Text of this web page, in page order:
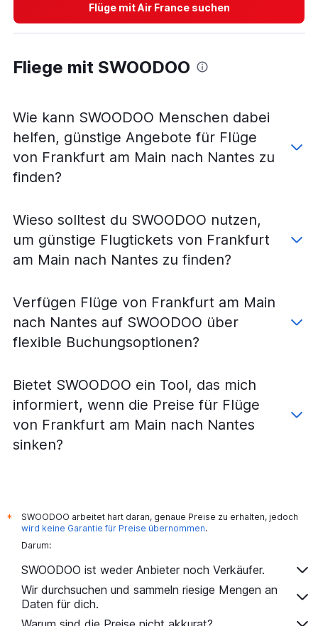
Flüge mit Air France suchen
Fliege mit SWOODOO
Wie kann SWOODOO Menschen dabei
helfen, günstige Angebote für Flüge
von Frankfurt am Main nach Nantes zu
finden?
Wieso solltest du SWOODOO nutzen,
um günstige Flugtickets von Frankfurt
am Main nach Nantes zu finden?
Verfügen Flüge von Frankfurt am Main
nach Nantes auf SWOODOO über
flexible Buchungsoptionen?
Bietet SWOODOO ein Tool, das mich
informiert, wenn die Preise für Flüge
von Frankfurt am Main nach Nantes
sinken?
*
SWOODOO arbeitet hart daran, genaue Preise zu erhalten, jedoch
wird keine Garantie für Preise übernommen.
Darum:
SWOODOO ist weder Anbieter noch Verkäufer.
Wir durchsuchen und sammeln riesige Mengen an
Daten für dich.